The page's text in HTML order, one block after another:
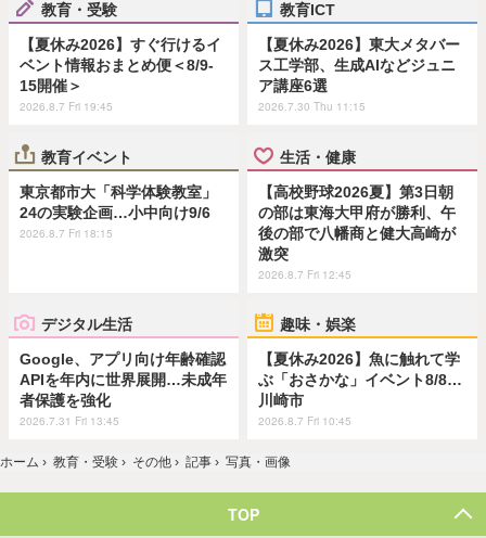
教育・受験
【夏休み2026】すぐ行けるイ
ベント情報おまとめ便＜8/9-
15開催＞
2026.8.7 Fri 19:45
教育ICT
【夏休み2026】東大メタバー
ス工学部、生成AIなどジュニ
ア講座6選
2026.7.30 Thu 11:15
教育イベント
東京都市大「科学体験教室」
24の実験企画…小中向け9/6
2026.8.7 Fri 18:15
生活・健康
【高校野球2026夏】第3日朝
の部は東海大甲府が勝利、午
後の部で八幡商と健大高崎が
激突
2026.8.7 Fri 12:45
デジタル生活
Google、アプリ向け年齢確認
APIを年内に世界展開…未成年
者保護を強化
2026.7.31 Fri 13:45
趣味・娯楽
【夏休み2026】魚に触れて学
ぶ「おさかな」イベント8/8…
川崎市
2026.8.7 Fri 10:45
ホーム › 教育・受験 › その他 › 記事 › 写真・画像
TOP